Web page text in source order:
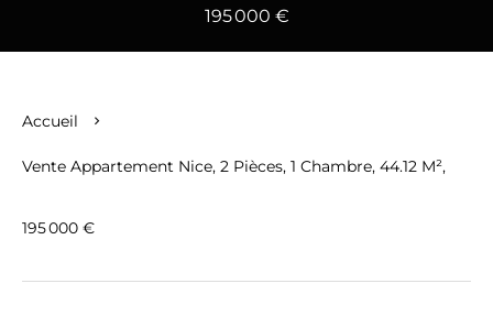
195 000 €
Accueil
Vente Appartement Nice, 2 Pièces, 1 Chambre, 44.12 M²,
195 000 €